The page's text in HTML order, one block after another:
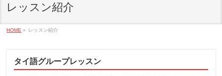
レッスン紹介
HOME » レッスン紹介
タイ語グループレッスン